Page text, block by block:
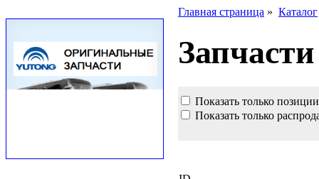
Главная страница » Каталог
Показать только
Показать только